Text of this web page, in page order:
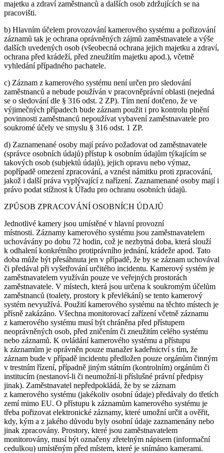
majetku a zdraví zaměstnanců a dalších osob zdržujících se na
pracovišti.
b) Hlavním účelem provozování kamerového systému a pořizování
záznamů tak je ochrana oprávněných zájmů zaměstnavatele a výše
dalších uvedených osob (všeobecná ochrana jejich majetku a zdraví,
ochrana před krádeží, před zneužitím majetku apod.), včetně
vyhledání případného pachatele.
c) Záznam z kamerového systému není určen pro sledování
zaměstnanců a nebude používán v pracovněprávní oblasti (nejedná
se o sledování dle § 316 odst. 2 ZP). Tím není dotčeno, že ve
výjimečných případech bude záznam použit i pro kontrolu plnění
povinnosti zaměstnanců nepoužívat vybavení zaměstnavatele pro
soukromé účely ve smyslu § 316 odst. 1 ZP.
d) Zaznamenané osoby mají právo požadovat od zaměstnavatele
(správce osobních údajů) přístup k osobním údajům týkajícím se
takových osob (subjektů údajů), jejich opravu nebo výmaz,
popřípadě omezení zpracování, a vznést námitku proti zpracování,
jakož i další práva vyplývající z nařízení. Zaznamenané osoby mají i
právo podat stížnost k Úřadu pro ochranu osobních údajů.
ZPŮSOB ZPRACOVÁNÍ OSOBNÍCH ÚDAJŮ
Jednotlivé kamery jsou umístěné v hlavní provozní
místnosti. Záznamy kamerového systému jsou zaměstnavatelem
uchovávány po dobu 72 hodin, což je nezbytná doba, která slouží
k odhalení konkrétního protiprávního jednání, krádeže apod. Tato
doba může být přesáhnuta jen v případě, že by se záznam uchovával
či předával při vyšetřování určitého incidentu. Kamerový systém je
zaměstnavatelem využíván pouze ve veřejných prostorách
zaměstnavatele. V místech, která jsou určena k soukromým účelům
zaměstnanců (toalety, prostory k převlékání) se tento kamerový
systém nevyužívá. Použití kamerového systému na těchto místech je
přísně zakázáno. Všechna monitorovací zařízení včetně záznamu
z kamerového systému musí být chráněna před přístupem
neoprávněných osob, před zničením či zneužitím celého systému
nebo záznamů. K ovládání kamerového systému a přístupu
k záznamům je oprávněn pouze manažer kadeřnictví s tím, že
záznam bude v případě incidentu předložen pouze orgánům činným
v trestním řízení, případně jiným státním (kontrolním) orgánům či
institucím (nestanoví-li či neumožní-li příslušné právní předpisy
jinak). Zaměstnavatel nepředpokládá, že by se záznam
z kamerového systému (jakékoliv osobní údaje) předávaly do třetích
zemí mimo EU. O přístupu k záznamům kamerového systému je
třeba pořizovat elektronické záznamy, které umožní určit a ověřit,
kdy, kým a z jakého důvodu byly osobní údaje zaznamenány nebo
jinak zpracovány. Prostory, které jsou zaměstnavatelem
monitorovány, musí být označeny zřetelným nápisem (informační
cedulkou) umístěným před místem, které je snímáno kamerami.